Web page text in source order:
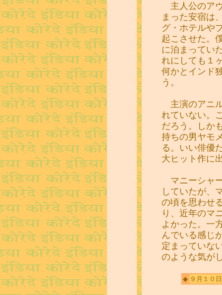
主人公のア
まった安宿は
グ・ホテルや
起こさせた。
に泊まってい
れにしても１
何かとインド
う。
主演のアニ
れていない。
だろう。しか
持ちの男ヤモ
る。いい俳優
大ヒット作に
マニーシャ
していたが、
の頃を思わせ
り、近年のマ
よかった。一
んでいる感じ
定まっていな
のような気が
◆ ９月１０日